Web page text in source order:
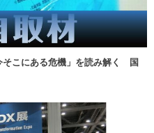
そこにある危機」を読み解く 国